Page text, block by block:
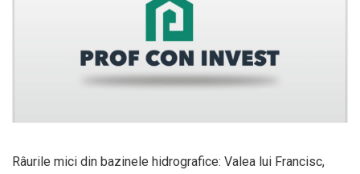
Râurile mici din bazinele hidrografice: Valea lui Francisc,